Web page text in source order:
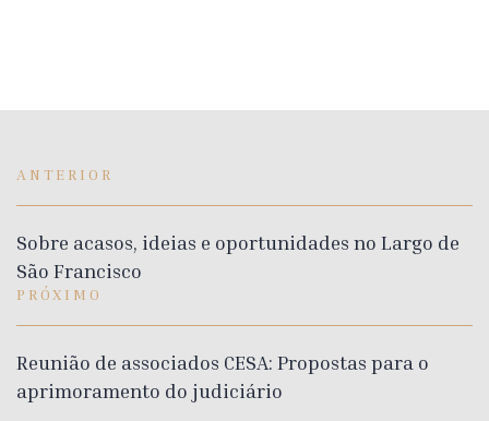
ANTERIOR
Sobre acasos, ideias e oportunidades no Largo de
São Francisco
PRÓXIMO
Reunião de associados CESA: Propostas para o
aprimoramento do judiciário